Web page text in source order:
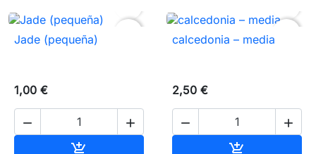
Jade (pequeña)
1,00 €
 

calcedonia – media
2,50 €
 
